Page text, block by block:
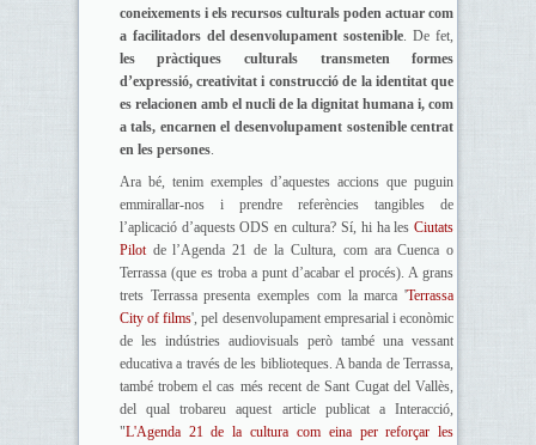
coneixements i els recursos culturals poden actuar com
a facilitadors del desenvolupament sostenible. De fet,
les pràctiques culturals transmeten formes
d’expressió, creativitat i construcció de la identitat que
es relacionen amb el nucli de la dignitat humana i, com
a tals, encarnen el desenvolupament sostenible centrat
en les persones.
Ara bé, tenim exemples d’aquestes accions que puguin
emmirallar-nos i prendre referències tangibles de
l’aplicació d’aquests ODS en cultura? Sí, hi ha lesCiutats
Pilotde l’Agenda 21 de la Cultura, com ara Cuenca o
Terrassa (que es troba a punt d’acabar el procés). A grans
trets Terrassa presenta exemples com la marca 'Terrassa
City of films', pel desenvolupament empresarial i econòmic
de les indústries audiovisuals però també una vessant
educativa a través de les biblioteques. A banda de Terrassa,
també trobem el cas més recent de Sant Cugat del Vallès,
del qual trobareu aquest article publicat a Interacció,
"L'Agenda 21 de la cultura com eina per reforçar les